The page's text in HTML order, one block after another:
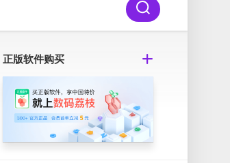
正版软件购买